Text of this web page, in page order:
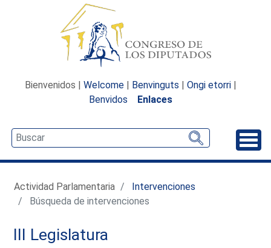
Bienvenidos | Welcome | Benvinguts | Ongi etorri |
Benvidos
Enlaces
Actividad Parlamentaria
Intervenciones
Búsqueda de intervenciones
III Legislatura